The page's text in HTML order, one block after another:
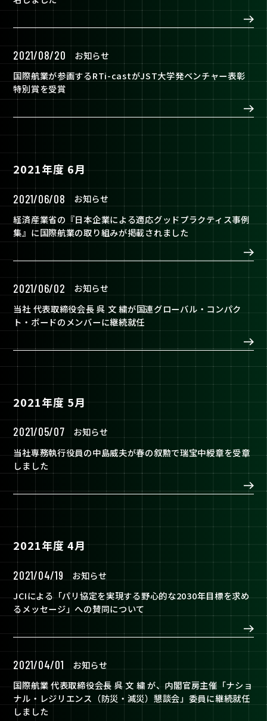
2021/08/20
お知らせ
国際航業が参画するRTi-castがJST大学発ベンチャー表彰
特別賞を受賞
2021年度 6月
2021/06/08
お知らせ
経済産業省の『日本企業による適応グッドプラクティス事例
集』に国際航業の取り組みが掲載されました
2021/06/02
お知らせ
当社 代表取締役会長 呉 文 繍が国連グローバル・コンパク
ト・ボードのメンバーに継続就任
2021年度 5月
2021/05/07
お知らせ
当社専務執行役員の中島威夫が春の叙勲で瑞宝中綬章を受章
しました
2021年度 4月
2021/04/19
お知らせ
JCIによる「パリ協定を実現する野心的な2030年目標を求め
るメッセージ」への賛同について
2021/04/01
お知らせ
国際航業 代表取締役会長 呉 文 繍 が、内閣官房主催「ナショ
ナル・レジリエンス（防災・減災）懇談会」委員に継続就任
しました